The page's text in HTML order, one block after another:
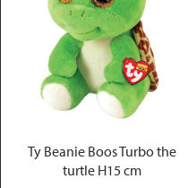
Ty Beanie Boos Turbo the
turtle H15 cm